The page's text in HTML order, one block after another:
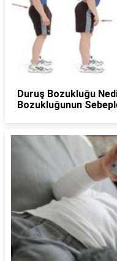
Duruş Bozukluğu
Bozukluğunun